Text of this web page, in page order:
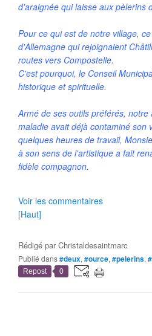
d'araignée qui laisse aux
Pour ce qui est de notre village,
d'Allemagne qui rejoignaient
routes vers Compostelle.
C'est pourquoi, le Conseil
historique et spirituelle.
Armé de ses outils préférés,
maladie avait déjà contaminé son
quelques heures de travail,
à son sens de l'artistique a fait
fidèle compagnon.
Voir les commentaires
[Haut]
Rédigé parChristaldesaintmarc
Publié dans#deux, #ource, #pelerins,
Repost 0